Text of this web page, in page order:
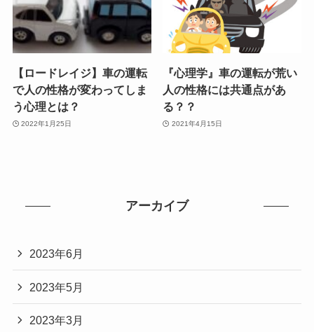
【ロードレイジ】車の運転
で人の性格が変わってしま
う心理とは？
2022年1月25日
『心理学』車の運転が荒い
人の性格には共通点があ
る？？
2021年4月15日
アーカイブ
2023年6月
2023年5月
2023年3月